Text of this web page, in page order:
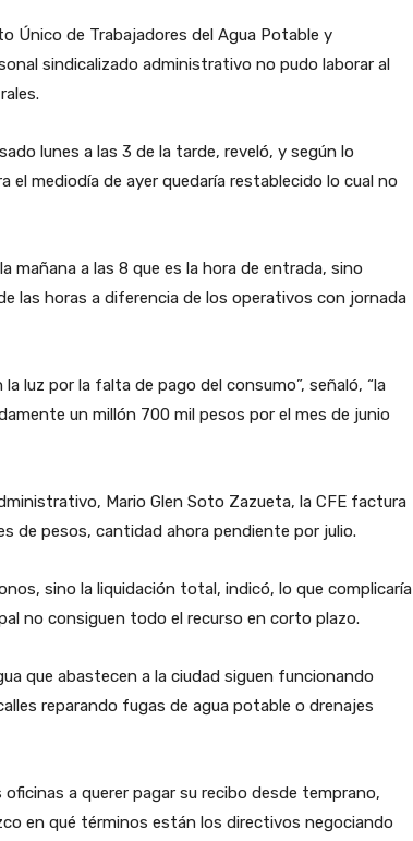
Único de Trabajadores del Agua Potable y
sindicalizado administrativo no pudo laborar al
lunes a las 3 de la tarde, reveló, y según lo
mediodía de ayer quedaría restablecido lo cual no
mañana a las 8 que es la hora de entrada, sino
las horas a diferencia de los operativos con jornada
luz por la falta de pago del consumo”, señaló, “la
un millón 700 mil pesos por el mes de junio
Mario Glen Soto Zazueta, la CFE factura
de pesos, cantidad ahora pendiente por julio.
sino la liquidación total, indicó, lo que complicaría
no consiguen todo el recurso en corto plazo.
que abastecen a la ciudad siguen funcionando
reparando fugas de agua potable o drenajes
a querer pagar su recibo desde temprano,
en qué términos están los directivos negociando